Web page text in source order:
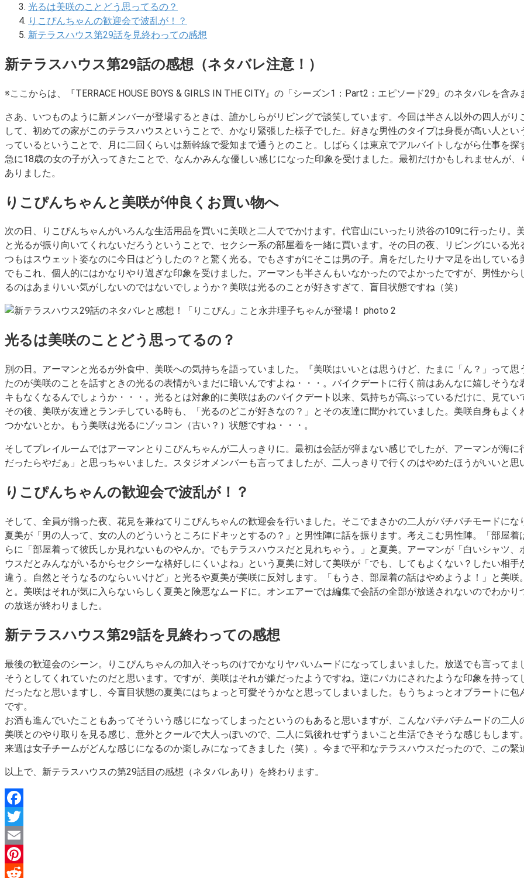
光るは美咲のことどう思ってるの？
りこぴんちゃんの歓迎会で波乱が！？
新テラスハウス第29話を見終わっての感想
新テラスハウス第29話の感想（ネタバレ注意！）
※ここからは、『TERRACE HOUSE BOYS & GIRLS IN THE CITY』の「シーズン1：Part2：エピソード29」のネタバレを含
さあ、いつものように新メンバーが登場するときは、誰かしらがリビングで談笑しています。今回は半さん以外の四人が
して、初めての家がこのテラスハウスということで、かなり緊張した様子でした。好きな男性のタイプは身長が高い人 とい
っているということで、月に二回くらいは新幹線で愛知まで通うとのこと。しばらくは東京でアルバイトしながら仕事を探
急に18歳の女の子が入ってきたことで、なんかみんな優しい感じになった印象を受けました。最初だけかもしれませんが
ありました。
りこぴんちゃんと美咲が仲良くお買い物へ
次の日、りこぴんちゃんがいろんな生活用品を買いに美咲と二人ででかけます。代官山にいったり渋谷の109に行ったり
と光るが振り向いてくれないだろうということで、セクシー系の部屋着を一緒に買います。その日の夜、リビングにいる
つもはスウェット姿なのに今日はどうしたの？と驚く光る。でもさすがにそこは男の子。肩をだしたりナマ足を出してい
でもこれ、個人的にはかなりやり過ぎな印象を受けました。アーマンも半さんもいなかったのでよかったですが、男性か
るのはあまりいい気がしないのではないでしょうか？美咲は光るのことが好きすぎて、盲目状態ですね（笑）
光るは美咲のことどう思ってるの？
別の日。アーマンと光るが外食中、美咲への気持ちを語っていました。
『美咲はいいとは思うけど、たまに「ん？」って
たのが美咲のことを話すときの光るの表情がいまだに暗いんですよね・・・。バイクデートに行く前はあんなに嬉しそう
キもなくなるんでしょうか・・・。光るとは対象的に美咲はあのバイクデート以来、気持ちが高ぶっているだけに、見てい
その後、美咲が友達とランチしている時も、「光るのどこが好きなの？」とその友達に聞かれていました。美咲自身もよ
つかないとか。もう美咲は光るにゾッコン（古い？）状態ですね・・・。
そしてプレイルームではアーマンとりこぴんちゃんが二人っきりに。最初は会話が弾まない感じでしたが、アーマンが海に
だったらやだぁ」 と思っちゃいました。スタジオメンバーも言ってましたが、二人っきりで行くのはやめたほうがいいと
りこぴんちゃんの歓迎会で波乱が！？
そして、全員が揃った夜、花見を兼ねてりこぴんちゃんの歓迎会を行いました。そこでまさかの二人がバチバチモードにな
夏美が「男の人って、女の人のどういうところにドキッとするの？」と男性陣に話を振ります。考えこむ男性陣。「部屋
らに「部屋着って彼氏しか見れないものやんか。でもテラスハウスだと見れちゃう。」と夏美。アーマンが「白いシャツ
ウスだとみんながいるからセクシーな格好しにくいよね」という夏美に対して美咲が「でも、してもよくない？したい相
違う。自然とそうなるのならいいけど」と光るや夏美が美咲に反対します。「もうさ、部屋着の話はやめようよ！」と美
と。美咲はそれが気に入らないらしく夏美と険悪なムードに。オンエアーでは編集で会話の全部が放送されないのでわか
の放送が終わりました。
新テラスハウス第29話を見終わっての感想
最後の歓迎会のシーン。りこぴんちゃんの加入そっちのけでかなりヤバいムードになってしまいました。放送でも言って
そうとしてくれていたのだと思います。ですが、美咲はそれが嫌だったようですね。逆にバカにされたような印象を持っ
だったなと思いますし、今盲目状態の夏美にはちょっと可愛そうかなと思ってしまいました。もうちょっとオブラートに
です。
お酒も進んでいたこともあってそういう感じになってしまったというのもあると思いますが、こんなバチバチムードの二
美咲とのやり取りを見る感じ、意外とクールで大人っぽいので、二人に気後れせずうまいこと生活できそうな感じもします
来週は女子チームがどんな感じになるのか楽しみになってきました（笑）。今まで平和なテラスハウスだったので、この緊
以上で、新テラスハウスの第29話目の感想（ネタバレあり）を終わります。
Facebook
Twitter
Email
Pinterest